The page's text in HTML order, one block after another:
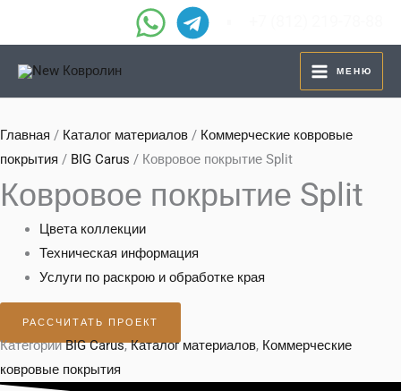
МЕНЮ
Главная / Каталог материалов / Коммерческие ковровые
покрытия / BIG Carus / Ковровое покрытие Split
Ковровое покрытие Split
Цвета коллекции
Техническая информация
Услуги по раскрою и обработке края
РАССЧИТАТЬ ПРОЕКТ
Категории BIG Carus,Каталог материалов, Коммерческие
ковровые покрытия